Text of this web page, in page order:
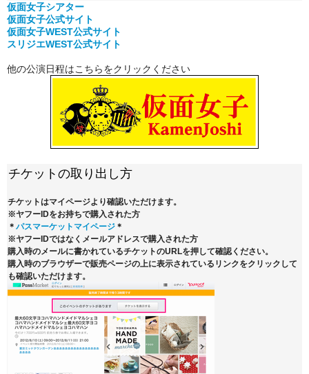
仮面女子シアター
仮面女子公式サイト
仮面女子WEST公式サイト
スリジエWEST公式サイト
他の公演日程はこちらをクリックください
チケットの取り出し方
チケットはマイページより確認いただけます。
※ヤフーIDをお持ちで購入された方
＊ パスマーケットマイページ ＊
※ヤフーIDではなくメールアドレスで購入された方
購入時のメールに書かれているチケットのURLを押して確認ください。
購入時のブラウザーで販売ページの上に表示されているリンクをクリックして
も確認いただけます。